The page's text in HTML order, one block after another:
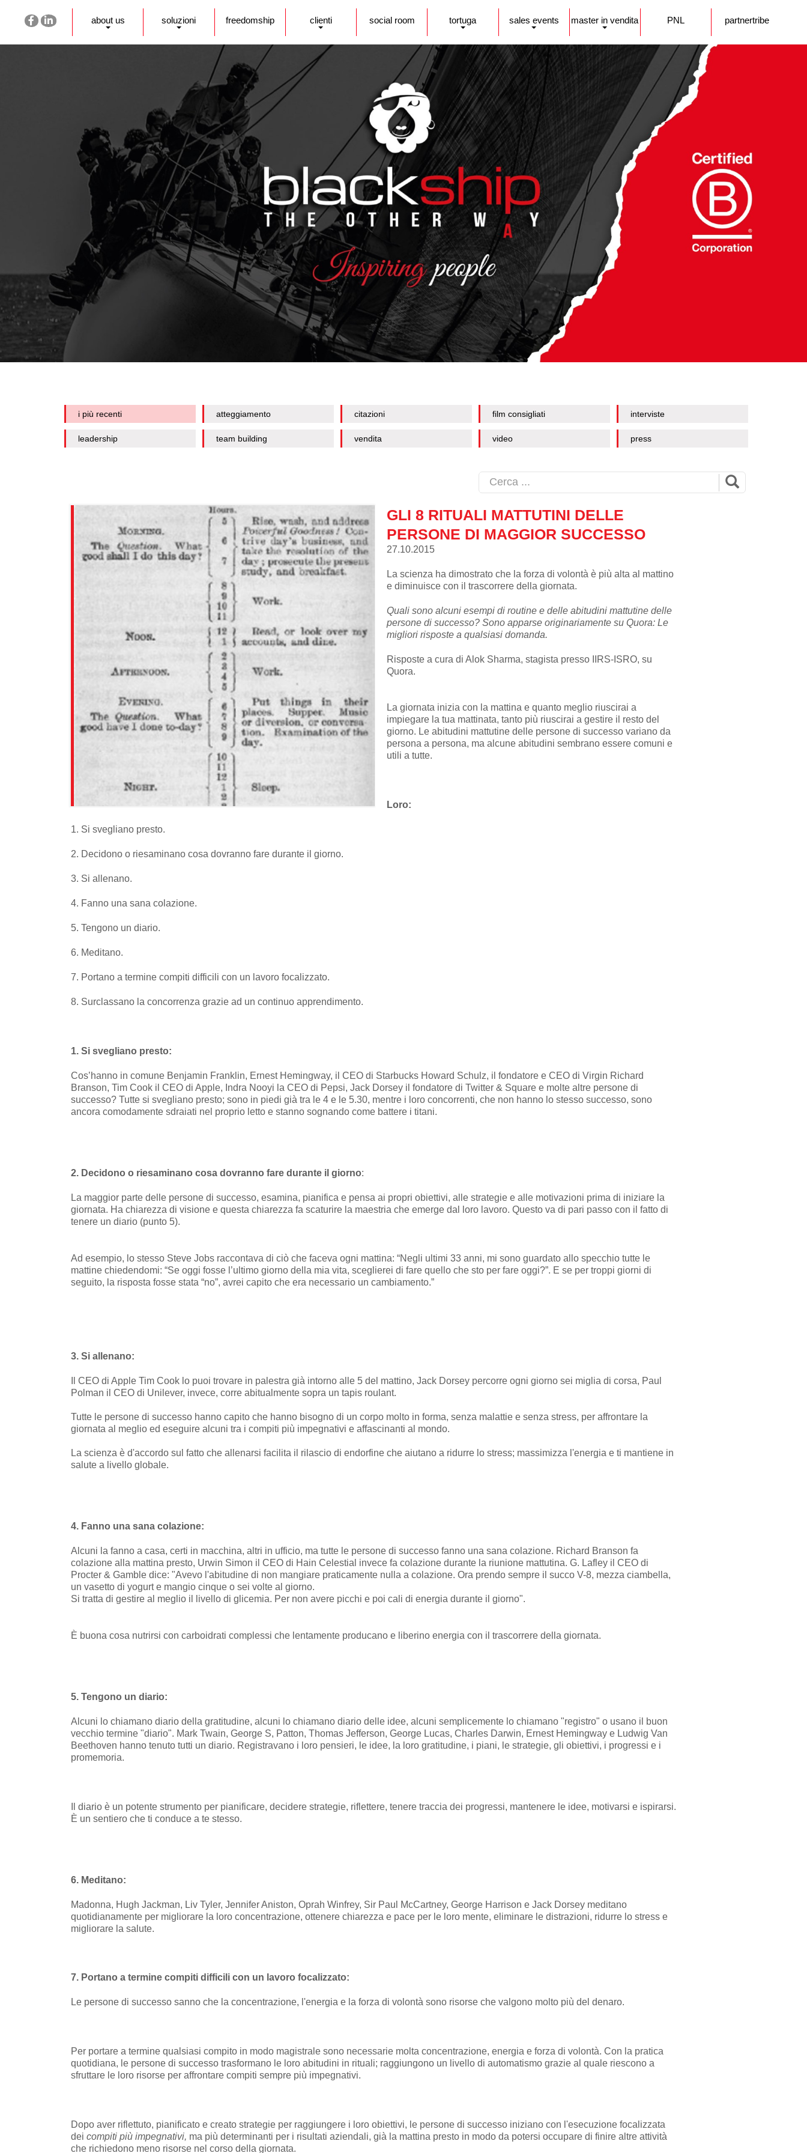
about us soluzioni freedomship clienti social room tortuga sales events master in vendita PNL partnertribe
i più recenti atteggiamento citazioni film consigliati interviste
leadership team building vendita video press
GLI 8 RITUALI MATTUTINI DELLE
PERSONE DI MAGGIOR SUCCESSO
27.10.2015
La scienza ha dimostrato che la forza di volontà è più alta al mattino
e diminuisce con il trascorrere della giornata.
Quali sono alcuni esempi di routine e delle abitudini mattutine delle
persone di successo? Sono apparse originariamente su Quora: Le
migliori risposte a qualsiasi domanda.
Risposte a cura di Alok Sharma, stagista presso IIRS-ISRO, su
Quora.
La giornata inizia con la mattina e quanto meglio riuscirai a
impiegare la tua mattinata, tanto più riuscirai a gestire il resto del
giorno. Le abitudini mattutine delle persone di successo variano da
persona a persona, ma alcune abitudini sembrano essere comuni e
utili a tutte.
Loro:
1. Si svegliano presto.
2. Decidono o riesaminano cosa dovranno fare durante il giorno.
3. Si allenano.
4. Fanno una sana colazione.
5. Tengono un diario.
6. Meditano.
7. Portano a termine compiti difficili con un lavoro focalizzato.
8. Surclassano la concorrenza grazie ad un continuo apprendimento.
1. Si svegliano presto:
Cos’hanno in comune Benjamin Franklin, Ernest Hemingway, il CEO di Starbucks Howard Schulz, il fondatore e CEO di Virgin Richard
Branson, Tim Cook il CEO di Apple, Indra Nooyi la CEO di Pepsi, Jack Dorsey il fondatore di Twitter & Square e molte altre persone di
successo? Tutte si svegliano presto; sono in piedi già tra le 4 e le 5.30, mentre i loro concorrenti, che non hanno lo stesso successo, sono
ancora comodamente sdraiati nel proprio letto e stanno sognando come battere i titani.
2. Decidono o riesaminano cosa dovranno fare durante il giorno:
La maggior parte delle persone di successo, esamina, pianifica e pensa ai propri obiettivi, alle strategie e alle motivazioni prima di iniziare la
giornata. Ha chiarezza di visione e questa chiarezza fa scaturire la maestria che emerge dal loro lavoro. Questo va di pari passo con il fatto di
tenere un diario (punto 5).
Ad esempio, lo stesso Steve Jobs raccontava di ciò che faceva ogni mattina: “Negli ultimi 33 anni, mi sono guardato allo specchio tutte le
mattine chiedendomi: “Se oggi fosse l’ultimo giorno della mia vita, sceglierei di fare quello che sto per fare oggi?”. E se per troppi giorni di
seguito, la risposta fosse stata “no”, avrei capito che era necessario un cambiamento.”
3. Si allenano:
Il CEO di Apple Tim Cook lo puoi trovare in palestra già intorno alle 5 del mattino, Jack Dorsey percorre ogni giorno sei miglia di corsa, Paul
Polman il CEO di Unilever, invece, corre abitualmente sopra un tapis roulant.
Tutte le persone di successo hanno capito che hanno bisogno di un corpo molto in forma, senza malattie e senza stress, per affrontare la
giornata al meglio ed eseguire alcuni tra i compiti più impegnativi e affascinanti al mondo.
La scienza è d'accordo sul fatto che allenarsi facilita il rilascio di endorfine che aiutano a ridurre lo stress; massimizza l'energia e ti mantiene in
salute a livello globale.
4. Fanno una sana colazione:
Alcuni la fanno a casa, certi in macchina, altri in ufficio, ma tutte le persone di successo fanno una sana colazione. Richard Branson fa
colazione alla mattina presto, Urwin Simon il CEO di Hain Celestial invece fa colazione durante la riunione mattutina. G. Lafley il CEO di
Procter & Gamble dice: "Avevo l'abitudine di non mangiare praticamente nulla a colazione. Ora prendo sempre il succo V-8, mezza ciambella,
un vasetto di yogurt e mangio cinque o sei volte al giorno.
Si tratta di gestire al meglio il livello di glicemia. Per non avere picchi e poi cali di energia durante il giorno".
È buona cosa nutrirsi con carboidrati complessi che lentamente producano e liberino energia con il trascorrere della giornata.
5. Tengono un diario:
Alcuni lo chiamano diario della gratitudine, alcuni lo chiamano diario delle idee, alcuni semplicemente lo chiamano "registro" o usano il buon
vecchio termine "diario". Mark Twain, George S, Patton, Thomas Jefferson, George Lucas, Charles Darwin, Ernest Hemingway e Ludwig Van
Beethoven hanno tenuto tutti un diario. Registravano i loro pensieri, le idee, la loro gratitudine, i piani, le strategie, gli obiettivi, i progressi e i
promemoria.
Il diario è un potente strumento per pianificare, decidere strategie, riflettere, tenere traccia dei progressi, mantenere le idee, motivarsi e ispirarsi.
È un sentiero che ti conduce a te stesso.
6. Meditano:
Madonna, Hugh Jackman, Liv Tyler, Jennifer Aniston, Oprah Winfrey, Sir Paul McCartney, George Harrison e Jack Dorsey meditano
quotidianamente per migliorare la loro concentrazione, ottenere chiarezza e pace per le loro mente, eliminare le distrazioni, ridurre lo stress e
migliorare la salute.
7. Portano a termine compiti difficili con un lavoro focalizzato:
Le persone di successo sanno che la concentrazione, l'energia e la forza di volontà sono risorse che valgono molto più del denaro.
Per portare a termine qualsiasi compito in modo magistrale sono necessarie molta concentrazione, energia e forza di volontà. Con la pratica
quotidiana, le persone di successo trasformano le loro abitudini in rituali; raggiungono un livello di automatismo grazie al quale riescono a
sfruttare le loro risorse per affrontare compiti sempre più impegnativi.
Dopo aver riflettuto, pianificato e creato strategie per raggiungere i loro obiettivi, le persone di successo iniziano con l'esecuzione focalizzata
dei compiti più impegnativi, ma più determinanti per i risultati aziendali, già la mattina presto in modo da potersi occupare di finire altre attività
che richiedono meno risorse nel corso della giornata.